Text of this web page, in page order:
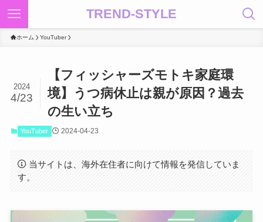
TREND-STYLE
ホーム YouTuber
【フィッシャーズモトキ家庭環
境】うつ病休止は親が原因？過去
の生い立ち
2024
4/23
YouTuber 2024-04-23
当サイトは、海外在住者に向けて情報を発信していま
す。